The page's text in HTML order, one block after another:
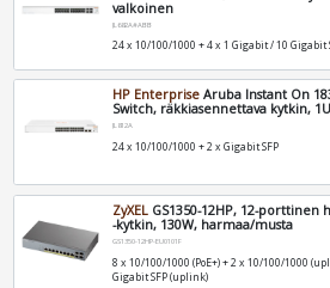
valkoinen
JL682A#ABB
24 x 10/100/1000 + 4 x 1 Gigabit / 10 Gigabit
HP Enterprise Aruba Instant On
Switch, räkkiasennettava kytkin,
JL812A
24 x 10/100/1000 + 2 x Gigabit SFP
ZyXEL GS1350-12HP, 12-porttinen
-kytkin, 130W, harmaa/musta
GS1350-12HP-EU0101F
8 x 10/100/1000 (PoE+) + 2 x 10/100/1000
Gigabit SFP (uplink)